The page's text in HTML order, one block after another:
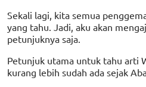
Sekali lagi, kita semua
yang tahu. Jadi, aku akan
petunjuknya saja.
Petunjuk utama untuk tahu arti
kurang lebih sudah ada sejak